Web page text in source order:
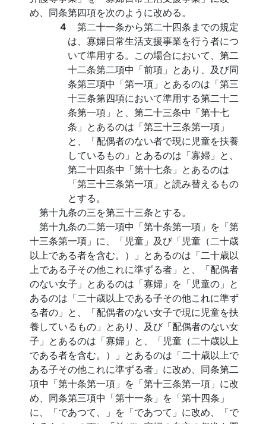
め、同条第四項を次のように改める。
４ 第二十一条から第二十四条までの規定
は、寡婦日常生活支援事業を行う者につ
いて準用する。この場合において、第二
十二条第二項中「前項」とあり、及び同
条第三項中「第一項」とあるのは「第三
十三条第四項において準用する第二十二
条第一項」と、第二十三条中「第十七
条」とあるのは「第三十三条第一項」
と、「配偶者のない者で現に児童を扶養
しているもの」とあるのは「寡婦」と、
第二十四条中「第十七条」とあるのは
「第三十三条第一項」と読み替えるもの
とする。
第十九条の三を第三十三条とする。
第十九条の二第一項中「第十条第一項」を「第
十三条第一項」に、「児童」及び「児童（二十歳
以上である者を含む。）」とあるのは「二十歳以
上である子その他これに準ずる者」と、「配偶者
のない女子」とあるのは「寡婦」を「児童の」と
あるのは「二十歳以上である子その他これに準ず
る者の」と、「配偶者のない女子で現に児童を扶
養しているもの」とあり、及び「配偶者のない女
子」とあるのは「寡婦」と、「児童（二十歳以上
である者を含む。）」とあるのは「二十歳以上で
ある子その他これに準ずる者」に改め、同条第二
項中「第十条第一項」を「第十三条第一項」に改
め、同条第三項中「第十一条」を「第十四条」
に、「であつて、」を「であつて」に改め、「で